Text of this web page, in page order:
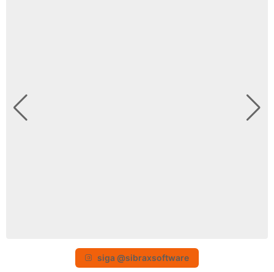
siga @sibraxsoftware